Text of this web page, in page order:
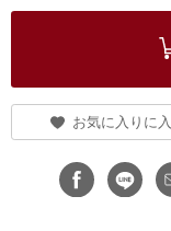
お気に入りに